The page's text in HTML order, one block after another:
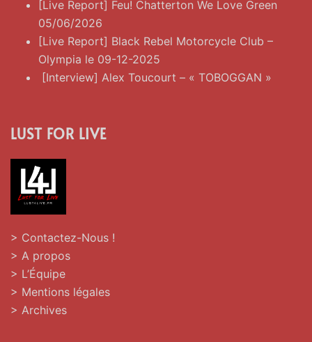
[Live Report] Feu! Chatterton We Love Green
05/06/2026
[Live Report] Black Rebel Motorcycle Club –
Olympia le 09-12-2025
[Interview] Alex Toucourt – « TOBOGGAN »
LUST FOR LIVE
> Contactez-Nous !
> A propos
> L’Équipe
> Mentions légales
> Archives